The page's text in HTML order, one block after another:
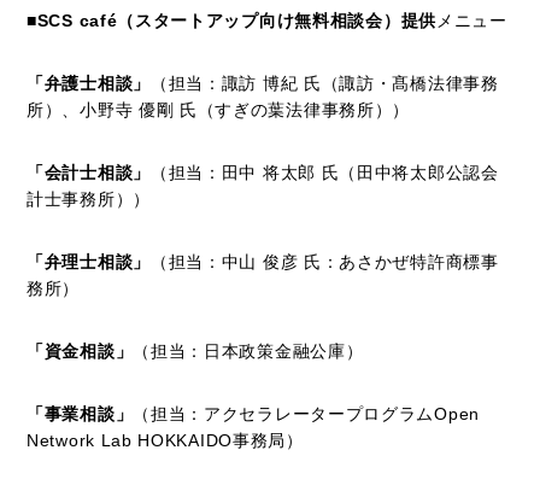
■SCS café（スタートアップ向け無料相談会）提供メニュー
「弁護士相談」
（担当：諏訪 博紀 氏（諏訪・髙橋法律事務
所）、小野寺 優剛 氏（すぎの葉法律事務所））
「会計士相談」
（担当：田中 将太郎 氏（田中将太郎公認会
計士事務所））
「弁理士相談」
（担当：中山 俊彦 氏：あさかぜ特許商標事
務所）
「資金相談」 （担当：日本政策金融公庫）
「事業相談」
（担当：アクセラレータープログラムOpen
Network Lab HOKKAIDO事務局）